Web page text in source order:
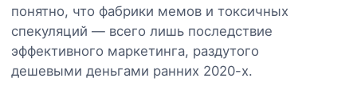
понятно, что фабрики мемов и токсичных
спекуляций — всего лишь последствие
эффективного маркетинга, раздутого
дешевыми деньгами ранних 2020-х.